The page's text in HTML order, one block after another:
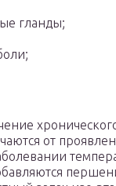
гланды;
от